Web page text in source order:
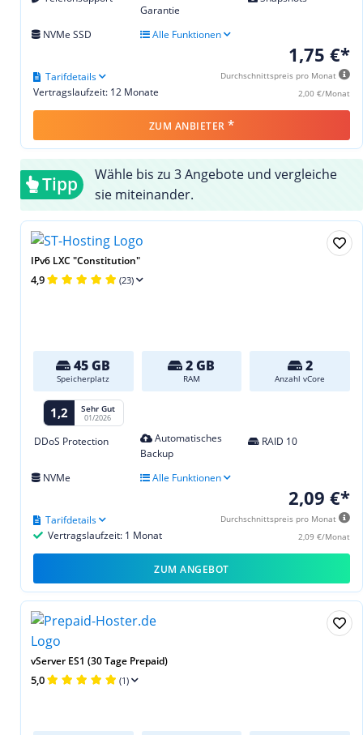
Garantie
NVMe SSD Alle Funktionen
1,75 €*
Durchschnittspreis pro Monat
2,00 €/Monat
Vertragslaufzeit: 12 Monate
Tarifdetails
ZUM ANBIETER *
Tipp
Wähle bis zu 3 Angebote und vergleiche
sie miteinander.
IPv6 LXC "Constitution"
4,9 (23)
45 GB
Speicherplatz
2 GB
RAM
2
Anzahl vCore
1,2 Sehr Gut
01/2026
DDoS Protection
Automatisches
Backup
RAID 10
NVMe Alle Funktionen
2,09 €*
Durchschnittspreis pro Monat
2,09 €/Monat
Vertragslaufzeit: 1 Monat
Tarifdetails
ZUM ANGEBOT
vServer ES1 (30 Tage Prepaid)
5,0 (1)